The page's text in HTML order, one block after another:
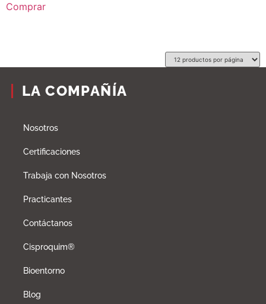
Comprar
LA COMPAÑÍA
Nosotros
Certificaciones
Trabaja con Nosotros
Practicantes
Contáctanos
Cisproquim®
Bioentorno
Blog